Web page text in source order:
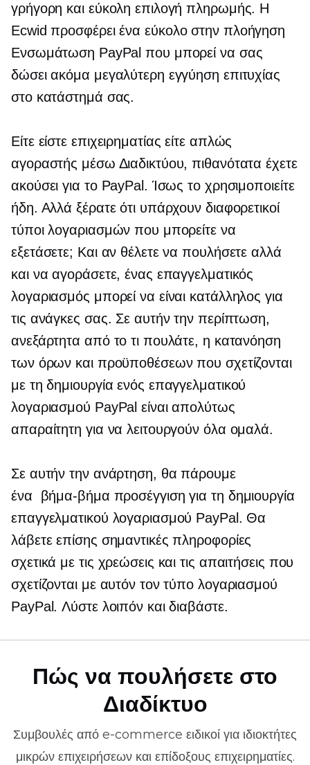
γρήγορη και εύκολη επιλογή πληρωμής. Η
Ecwid προσφέρει ένα εύκολο στην πλοήγηση
Ενσωμάτωση PayPal που μπορεί να σας
δώσει ακόμα μεγαλύτερη εγγύηση επιτυχίας
στο κατάστημά σας.
Είτε είστε επιχειρηματίας είτε απλώς
αγοραστής μέσω Διαδικτύου, πιθανότατα έχετε
ακούσει για το PayPal. Ίσως το χρησιμοποιείτε
ήδη. Αλλά ξέρατε ότι υπάρχουν διαφορετικοί
τύποι λογαριασμών που μπορείτε να
εξετάσετε; Και αν θέλετε να πουλήσετε αλλά
και να αγοράσετε, ένας επαγγελματικός
λογαριασμός μπορεί να είναι κατάλληλος για
τις ανάγκες σας. Σε αυτήν την περίπτωση,
ανεξάρτητα από το τι πουλάτε, η κατανόηση
των όρων και προϋποθέσεων που σχετίζονται
με τη δημιουργία ενός επαγγελματικού
λογαριασμού PayPal είναι απολύτως
απαραίτητη για να λειτουργούν όλα ομαλά.
Σε αυτήν την ανάρτηση, θα πάρουμε
ένα βήμα-βήμα προσέγγιση για τη δημιουργία
επαγγελματικού λογαριασμού PayPal. Θα
λάβετε επίσης σημαντικές πληροφορίες
σχετικά με τις χρεώσεις και τις απαιτήσεις που
σχετίζονται με αυτόν τον τύπο λογαριασμού
PayPal. Λύστε λοιπόν και διαβάστε.
Πώς να πουλήσετε στο
Διαδίκτυο
Συμβουλές από e-commerce ειδικοί για ιδιοκτήτες
μικρών επιχειρήσεων και επίδοξους επιχειρηματίες.